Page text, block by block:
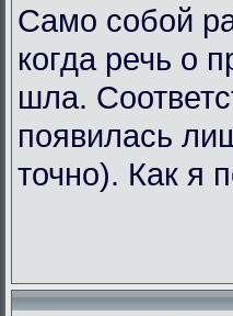
Само собой
когда речь о
шла.
появилась
точно). Как я